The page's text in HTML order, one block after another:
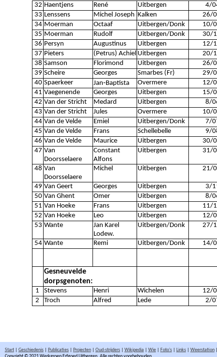
32 Haentjens René Uitbergen
4/
33 Lenssens Michel Joseph Kalken
26/
34 Moerman Octaaf Uitbergen/Donk
10/
35 Moerman Rudolf Uitbergen/Donk
30/
36 Persyn Augustinus Uitbergen
12/
37 Pieters (Petrus) Achiel Uitbergen
20/
38 Samson Florimond Uitbergen
26/
39 Scheire Georges Smarbes (Fr)
29/
40 Spaerkeer Jan‐Baptista Overmere
12/
41 Vaegenende Georges Uitbergen
15/
42 Van der Stricht Medard Uitbergen
8/
43 Van der Stricht Jules Overmere
10/
44 Van de Velde Emiel Uitbergen/Donk
7/
45 Van de Velde Frans Schellebelle
9/
46 Van de Velde Maurice Uitbergen
30/
47 Van
Doorsselaere
Constant
Alfons
Uitbergen 31/
48 Van
Doorsselaere
Michel Uitbergen 21/
49 Van Geert Georges Uitbergen
3/
50 Van Ghent Omer Uitbergen
8/
51 Van Hoeke Frans Uitbergen
11/
52 Van Hoeke Leo Uitbergen
12/
53 Wante
Jan Karel
Lodew.
Uitbergen/Donk 27/
54 Wante Remi Uitbergen/Donk 14/
Gesneuvelde
dorpsgenoten:
1 Stevens Henri Wichelen
12/
2
Troch Alfred Lede 2/
Start| Geschiedenis| Publicaties| Projecten| Oud-strijders| Wikipedia| Wie| Foto's| Links| Weerstation